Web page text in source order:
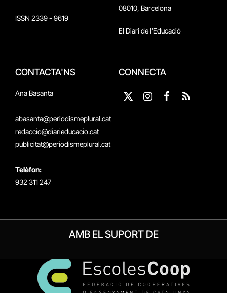
ISSN 2339 - 9619
08010, Barcelona
El Diari de l'Educació
CONTACTA'NS
Ana Basanta
abasanta@periodismeplural.cat
redaccio@diarieducacio.cat
publicitat@periodismeplural.cat
Telèfon:
932 311 247
CONNECTA
X
Instagram
Facebook
RSS
AMB EL SUPORT DE